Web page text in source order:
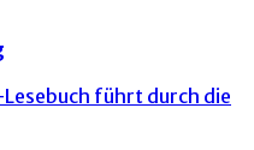
führt durch die